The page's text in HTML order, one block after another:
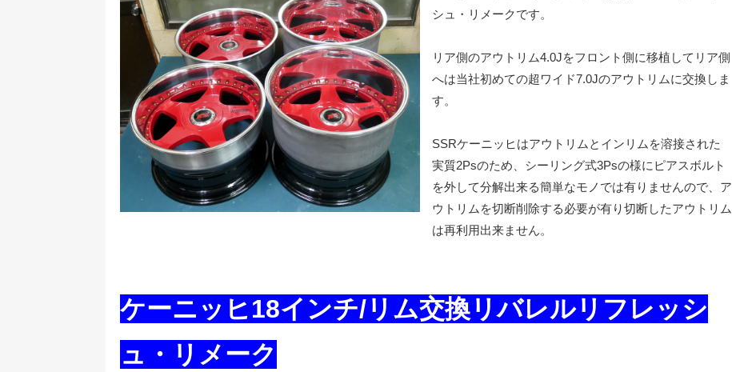
シュ・リメークです。
リア側のアウトリム4.0Jをフロント側に移植してリア側
へは当社初めての超ワイド7.0Jのアウトリムに交換しま
す。
SSRケーニッヒはアウトリムとインリムを溶接された
実質2Psのため、シーリング式3Psの様にピアスボルト
を外して分解出来る簡単なモノでは有りませんので、ア
ウトリムを切断削除する必要が有り切断したアウトリム
は再利用出来ません。
ケーニッヒ18インチ/リム交換リバレルリフレッシ
ュ・リメーク